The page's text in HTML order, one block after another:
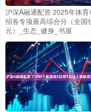
沪深A融通配资 2025年体育
招各专项最高综合分（全国
元）_生态_健身_书屋